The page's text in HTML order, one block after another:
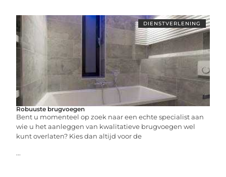
DIENSTVERLENING
Robuuste brugvoegen
Bent u momenteel op zoek naar een echte specialist aan
wie u het aanleggen van kwalitatieve brugvoegen wel
kunt overlaten? Kies dan altijd voor de
...